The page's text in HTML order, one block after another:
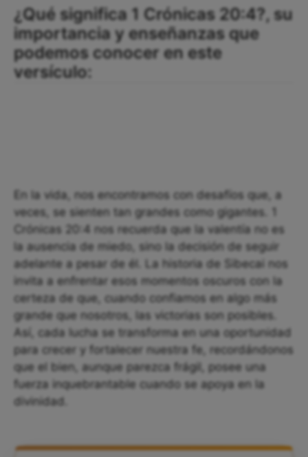
¿Qué significa 1 Crónicas 20:4?, su
importancia y enseñanzas que
podemos conocer en este
versículo:
En la vida, nos encontramos con desafíos que, a
veces, se sienten tan grandes como gigantes. 1
Crónicas 20:4 nos recuerda que la valentía no es
la ausencia de miedo, sino la decisión de seguir
adelante a pesar de él. La historia de Sibecai nos
invita a enfrentar esos momentos oscuros con la
certeza de que, cuando confiamos en algo más
grande que nosotros, las victorias son posibles.
Así, cada lucha se transforma en una oportunidad
para crecer y fortalecer nuestra fe, recordándonos
que el bien, aunque parezca frágil, posee una
fuerza inquebrantable cuando se apoya en la
divinidad.